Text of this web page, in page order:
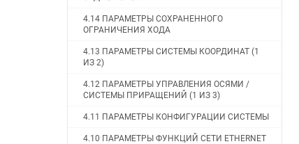
4.14 ПАРАМЕТРЫ СОХРАНЕННОГО
ОГРАНИЧЕНИЯ ХОДА
4.13 ПАРАМЕТРЫ СИСТЕМЫ КООРДИНАТ (1
ИЗ 2)
4.12 ПАРАМЕТРЫ УПРАВЛЕНИЯ ОСЯМИ /
СИСТЕМЫ ПРИРАЩЕНИЙ (1 ИЗ 3)
4.11 ПАРАМЕТРЫ КОНФИГУРАЦИИ СИСТЕМЫ
4.10 ПАРАМЕТРЫ ФУНКЦИЙ СЕТИ ETHERNET